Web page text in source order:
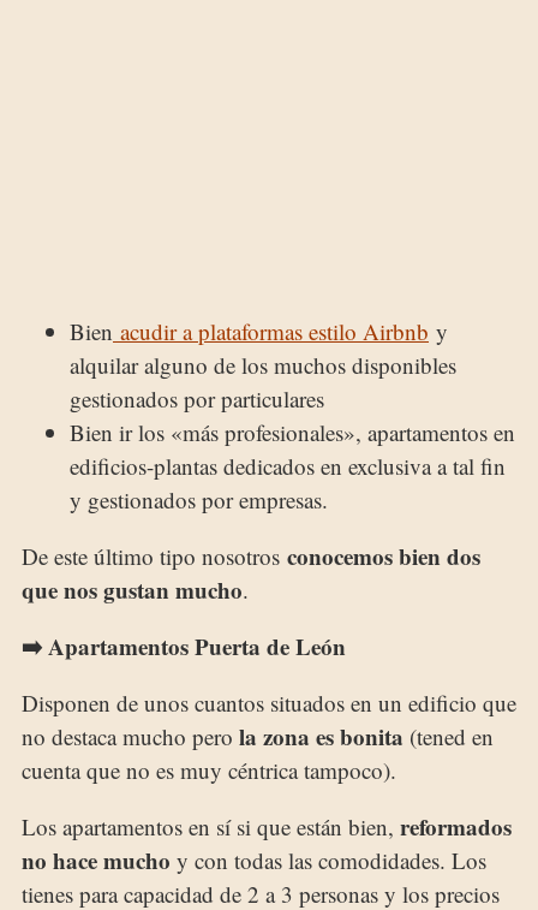
Bien acudir a plataformas estilo Airbnb y
alquilar alguno de los muchos disponibles
gestionados por particulares
Bien ir los «más profesionales», apartamentos en
edificios-plantas dedicados en exclusiva a tal fin
y gestionados por empresas.
De este último tipo nosotros conocemos bien dos
que nos gustan mucho.
➡️ Apartamentos Puerta de León
Disponen de unos cuantos situados en un edificio que
no destaca mucho pero la zona es bonita (tened en
cuenta que no es muy céntrica tampoco).
Los apartamentos en sí si que están bien, reformados
no hace mucho y con todas las comodidades. Los
tienes para capacidad de 2 a 3 personas y los precios